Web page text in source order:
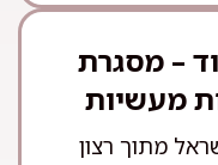
– מסגרת
מעשיות
מתוך רצון